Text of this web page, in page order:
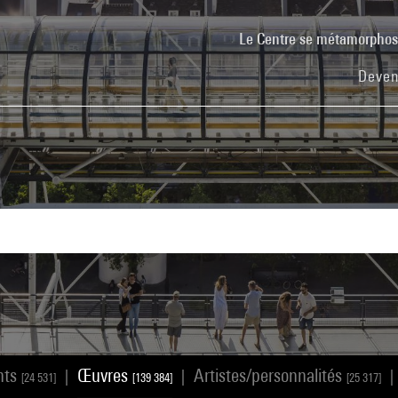
Le Centre se
[24 531] Œuvres [139 384] Artistes/personnalités [25 317]